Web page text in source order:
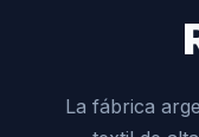
La fábrica